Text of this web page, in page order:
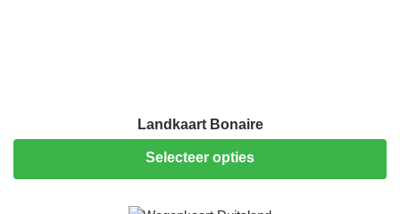
Landkaart Bonaire
Selecteer opties